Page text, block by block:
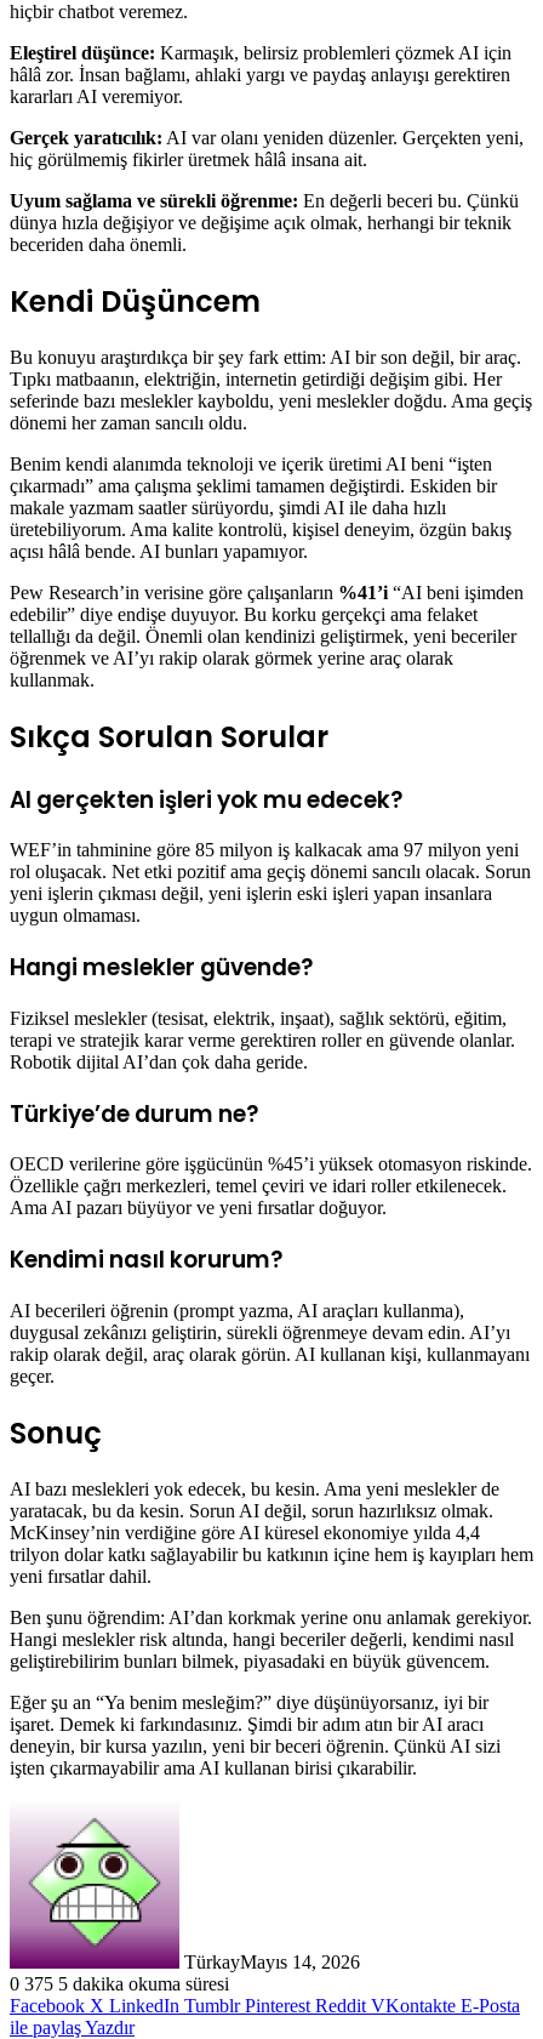
hiçbir chatbot veremez.
Eleştirel düşünce: Karmaşık, belirsiz problemleri çözmek AI için
hâlâ zor. İnsan bağlamı, ahlaki yargı ve paydaş anlayışı gerektiren
kararları AI veremiyor.
Gerçek yaratıcılık: AI var olanı yeniden düzenler. Gerçekten yeni,
hiç görülmemiş fikirler üretmek hâlâ insana ait.
Uyum sağlama ve sürekli öğrenme: En değerli beceri bu. Çünkü
dünya hızla değişiyor ve değişime açık olmak, herhangi bir teknik
beceriden daha önemli.
Kendi Düşüncem
Bu konuyu araştırdıkça bir şey fark ettim: AI bir son değil, bir araç.
Tıpkı matbaanın, elektriğin, internetin getirdiği değişim gibi. Her
seferinde bazı meslekler kayboldu, yeni meslekler doğdu. Ama geçiş
dönemi her zaman sancılı oldu.
Benim kendi alanımda teknoloji ve içerik üretimi AI beni “işten
çıkarmadı” ama çalışma şeklimi tamamen değiştirdi. Eskiden bir
makale yazmam saatler sürüyordu, şimdi AI ile daha hızlı
üretebiliyorum. Ama kalite kontrolü, kişisel deneyim, özgün bakış
açısı hâlâ bende. AI bunları yapamıyor.
Pew Research’in verisine göre çalışanların %41’i “AI beni işimden
edebilir” diye endişe duyuyor. Bu korku gerçekçi ama felaket
tellallığı da değil. Önemli olan kendinizi geliştirmek, yeni beceriler
öğrenmek ve AI’yı rakip olarak görmek yerine araç olarak
kullanmak.
Sıkça Sorulan Sorular
AI gerçekten işleri yok mu edecek?
WEF’in tahminine göre 85 milyon iş kalkacak ama 97 milyon yeni
rol oluşacak. Net etki pozitif ama geçiş dönemi sancılı olacak. Sorun
yeni işlerin çıkması değil, yeni işlerin eski işleri yapan insanlara
uygun olmaması.
Hangi meslekler güvende?
Fiziksel meslekler (tesisat, elektrik, inşaat), sağlık sektörü, eğitim,
terapi ve stratejik karar verme gerektiren roller en güvende olanlar.
Robotik dijital AI’dan çok daha geride.
Türkiye’de durum ne?
OECD verilerine göre işgücünün %45’i yüksek otomasyon riskinde.
Özellikle çağrı merkezleri, temel çeviri ve idari roller etkilenecek.
Ama AI pazarı büyüyor ve yeni fırsatlar doğuyor.
Kendimi nasıl korurum?
AI becerileri öğrenin (prompt yazma, AI araçları kullanma),
duygusal zekânızı geliştirin, sürekli öğrenmeye devam edin. AI’yı
rakip olarak değil, araç olarak görün. AI kullanan kişi, kullanmayanı
geçer.
Sonuç
AI bazı meslekleri yok edecek, bu kesin. Ama yeni meslekler de
yaratacak, bu da kesin. Sorun AI değil, sorun hazırlıksız olmak.
McKinsey’nin verdiğine göre AI küresel ekonomiye yılda 4,4
trilyon dolar katkı sağlayabilir bu katkının içine hem iş kayıpları hem
yeni fırsatlar dahil.
Ben şunu öğrendim: AI’dan korkmak yerine onu anlamak gerekiyor.
Hangi meslekler risk altında, hangi beceriler değerli, kendimi nasıl
geliştirebilirim bunları bilmek, piyasadaki en büyük güvencem.
Eğer şu an “Ya benim mesleğim?” diye düşünüyorsanız, iyi bir
işaret. Demek ki farkındasınız. Şimdi bir adım atın bir AI aracı
deneyin, bir kursa yazılın, yeni bir beceri öğrenin. Çünkü AI sizi
işten çıkarmayabilir ama AI kullanan birisi çıkarabilir.
TürkayMayıs 14, 2026
0 375 5 dakika okuma süresi
Facebook X LinkedIn Tumblr Pinterest Reddit VKontakte E-Posta
ile paylaşYazdır